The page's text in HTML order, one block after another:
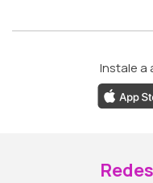
Instale a